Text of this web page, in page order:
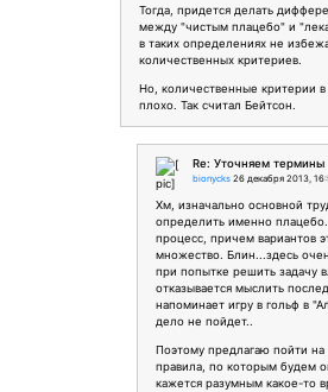
Тогда, придется делать
между "чистым плацебо" и
в таких определениях не
количественных критериев.
Но, количественные критерии
плохо. Так считал Бейтсон.
Re: Уточняем термины
bionycks 26 декабря 2013,
Хм, изначально основной
определить именно
процесс, причем вариантов
множество. Блин...здесь
при попытке решить задачу
отказывается мыслить
напоминает игру в гольф в
дело не пойдет..
Поэтому предлагаю пойти на
правила, по которым будем
кажется разумным какое-то